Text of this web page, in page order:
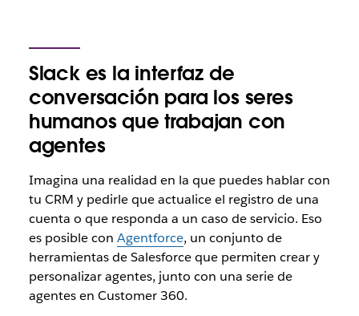
Slack es la interfaz de
conversación para los seres
humanos que trabajan con
agentes
Imagina una realidad en la que puedes hablar con
tu CRM y pedirle que actualice el registro de una
cuenta o que responda a un caso de servicio. Eso
es posible con Agentforce, un conjunto de
herramientas de Salesforce que permiten crear y
personalizar agentes, junto con una serie de
agentes en Customer 360.